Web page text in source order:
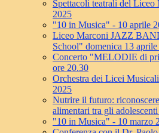
Spettacoli teatrali del
2025
"10 in Musica" - 10 aprile
Liceo Marconi JAZZ
School" domenica 13
Concerto "MELODIE di
ore 20.30
Orchestra dei Licei
2025
Nutrire il futuro:
alimentari tra gli
"10 in Musica" - 10 marzo